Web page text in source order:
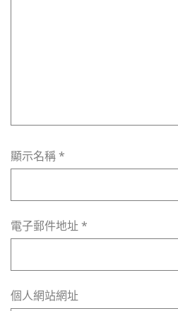
顯示名稱*
電子郵件地址 *
個人網站網址